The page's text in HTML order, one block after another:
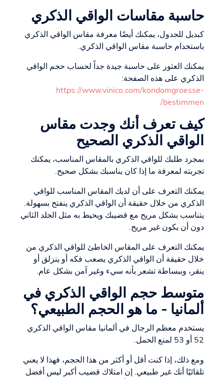
حاسبة مقاسات الواقي الذكري
كبديل للجدول، يمكنك أيضًا معرفة مقاس الواقي الذكري
باستخدام حاسبة مقاس الواقي الذكري.
يمكنك العثور على حاسبة جيدة جداً لحساب حجم الواقي
الذكري على هذه الصفحة:
https://www.vinico.com/kondomgroesse-
bestimmen/
كيف تعرف أنك وجدت مقاس
الواقي الذكري الصحيح
بمجرد طلبك للواقي الذكري بالمقاس المناسب، يمكنك
تجربته لمعرفة ما إذا كان يناسبك بشكل صحيح.
يمكنك التعرف على أن لديك المقاس المناسب للواقي
الذكري من خلال حقيقة أن الواقي الذكري ينفتح بسهولة.
يتناسب بشكل مريح مع قضيبك ويحيط به مثل الجلد الثاني
دون أن يكون غير مريح.
يمكنك التعرف على المقاس الخاطئ للواقي الذكري من
خلال حقيقة أن الواقي الذكري يصعب فكه أو ينزلق أو
ينقر، وببساطة تشعر بأنه سيء وغير آمن بشكل عام.
متوسط حجم الواقي الذكري في
ألمانيا - ما هو الحجم الطبيعي؟
يستخدم معظم الرجال في ألمانيا مقاس الواقي الذكري
52 أو 53 لمنع الحمل.
ومع ذلك، إذا كنت أقل أو أكثر من هذا الحجم، فهذا لا يعني
تلقائيًا أنك غير طبيعي. إن امتلاك قضيب أكبر ليس أفضل